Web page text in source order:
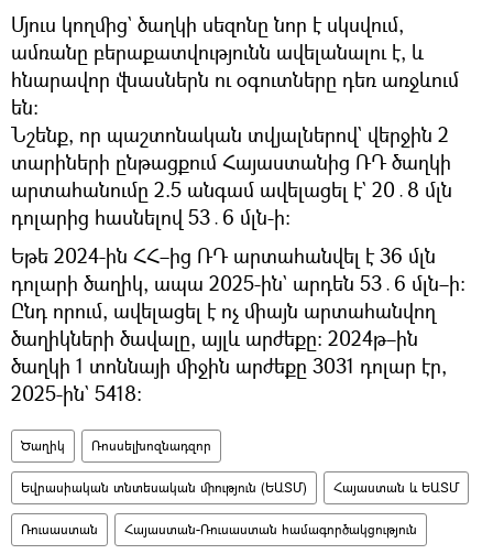
Մյուս կողմից` ծաղկի սեզոնը նոր է սկսվում,
ամռանը բերաքատվությունն ավելանալու է, և
հնարավոր վնասներն ու օգուտները դեռ առջևում
են։
Նշենք, որ պաշտոնական տվյալներով` վերջին 2
տարիների ընթացքում Հայաստանից ՌԴ ծաղկի
արտահանումը 2.5 անգամ ավելացել է` 20․8 մլն
դոլարից հասնելով 53․6 մլն-ի։
Եթե 2024-ին ՀՀ–ից ՌԴ արտահանվել է 36 մլն
դոլարի ծաղիկ, ապա 2025-ին` արդեն 53․6 մլն–ի։
Ընդ որում, ավելացել է ոչ միայն արտահանվող
ծաղիկների ծավալը, այլև արժեքը։ 2024թ–ին
ծաղկի 1 տոննայի միջին արժեքը 3031 դոլար էր,
2025-ին` 5418։
Ծաղիկ Ռոսսելխոզնադզոր
Եվրասիական տնտեսական միություն (ԵԱՏՄ) Հայաստան և ԵԱՏՄ
Ռուսաստան Հայաստան-Ռուսաստան համագործակցություն